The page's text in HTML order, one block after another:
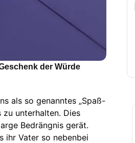
der Würde
als so genanntes „Spaß-
zu unterhalten. Dies
Bedrängnis gerät.
ihr Vater so nebenbei